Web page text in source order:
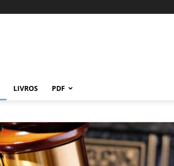
LIVROS PDF